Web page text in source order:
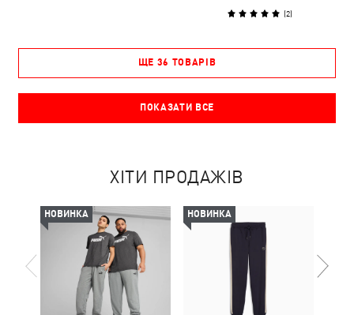
(2)
ЩЕ 36 ТОВАРІВ
ПОКАЗАТИ ВСЕ
ХІТИ ПРОДАЖІВ
НОВИНКА НОВИНКА